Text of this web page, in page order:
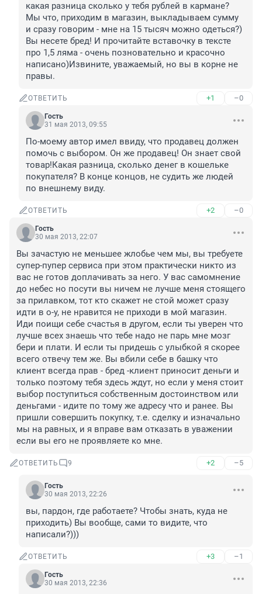
какая разница сколько у тебя рублей в кармане?
Мы что, приходим в магазин, выкладываем сумму
и сразу говорим - мне на 15 тысяч можно одеться?)
Вы несете бред! И прочитайте вставочку в тексте
про 1,5 ляма - очень позновательно и красочно
написано)Извините, уважаемый, но вы в корне не
правы.
ОТВЕТИТЬ +1 –0
Гость
31 мая 2013, 09:55
По-моему автор имел ввиду, что продавец должен
помочь с выбором. Он же продавец! Он знает свой
товар!Какая разница, сколько денег в кошельке
покупателя? В конце концов, не судить же людей
по внешнему виду.
ОТВЕТИТЬ +2 –0
Гость
30 мая 2013, 22:07
Вы зачастую не меньшее жлобье чем мы, вы требуете
супер-пупер сервиса при этом практически никто из
вас не готов доплачивать за него. У вас самомнение
до небес но посути вы ничем не лучше меня стоящего
за прилавком, тот кто скажет не стой может сразу
идти в о-у, не нравится не приходи в мой магазин.
Иди поищи себе счастья в другом, если ты уверен что
лучше всех знаешь что тебе надо не парь мне мозг
бери и плати. И если ты придешь с улыбкой я скорее
всего отвечу тем же. Вы вбили себе в башку что
клиент всегда прав - бред -клиент приносит деньги и
только поэтому тебя здесь ждут, но если у меня стоит
выбор поступиться собственным достоинством или
деньгами - идите по тому же адресу что и ранее. Вы
пришли совершить покупку, т.е. сделку и изначально
мы на равных, и я вправе вам отказать в уважении
если вы его не проявляете ко мне.
ОТВЕТИТЬ 9 +2 –5
Гость
30 мая 2013, 22:26
вы, пардон, где работаете? Чтобы знать, куда не
приходить) Вы вообще, сами то видите, что
написали?)))
ОТВЕТИТЬ +3 –1
Гость
30 мая 2013, 22:36